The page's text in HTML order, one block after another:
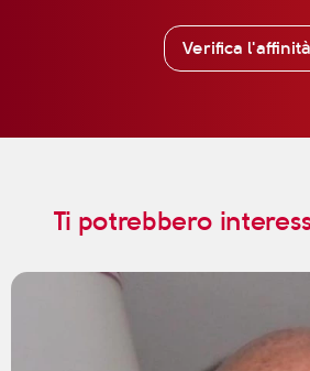
Verifica l'affinità
Ti potrebbero